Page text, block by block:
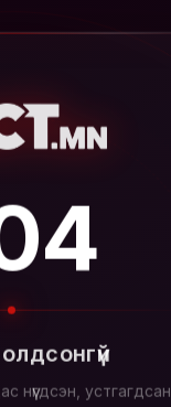
нүүгдсэн, устгагдсан,